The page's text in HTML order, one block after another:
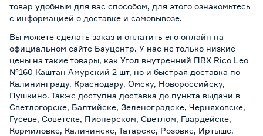
товар удобным для вас способом, для этого ознакомьтесь
с информацией о доставке и самовывозе.
Вы можете сделать заказ и оплатить его онлайн на
официальном сайте Бауцентр. У нас не только низкие
цены на такие товары, как Угол внутренний ПВХ Rico Leo
№160 Каштан Амурский 2 шт, но и быстрая доставка по
Калининграду, Краснодару, Омску, Новороссийску,
Пушкино. Также доступна доставка до пункта выдачи в
Светлогорске, Балтийске, Зеленоградске, Черняховске,
Гусеве, Советске, Пионерском, Светлом, Гвардейске,
Кормиловке, Каличинске, Татарске, Розовке, Иртыше,